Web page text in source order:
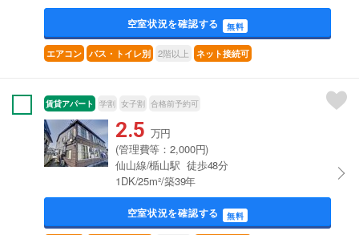
空室状況を確認する 無料
エアコン バス・トイレ別 2階以上 ネット接続可
賃貸アパート 学割 女子割 合格前予約可
2.5 万円
(管理費等：2,000円)
仙山線/楯山駅 徒歩48分
1DK/25m²/築39年
空室状況を確認する 無料